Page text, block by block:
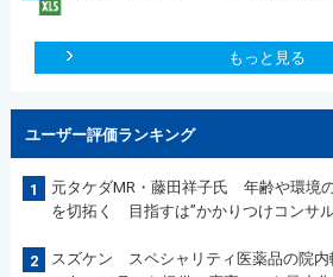
もっと見る
ユーザー評価ランキング
1
元タケダMR・藤田祥子氏 年齢や環境
を切拓く 目指すは”かかりつけコンサ
2
スズケン スペシャリティ医薬品の院内